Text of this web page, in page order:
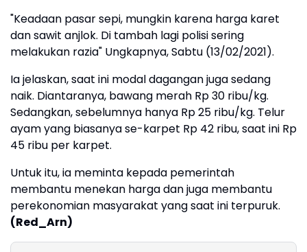
"Keadaan pasar sepi, mungkin karena harga karet
dan sawit anjlok. Di tambah lagi polisi sering
melakukan razia" Ungkapnya, Sabtu (13/02/2021).
Ia jelaskan, saat ini modal dagangan juga sedang
naik. Diantaranya, bawang merah Rp 30 ribu/kg.
Sedangkan, sebelumnya hanya Rp 25 ribu/kg. Telur
ayam yang biasanya se-karpet Rp 42 ribu, saat ini Rp
45 ribu per karpet.
Untuk itu, ia meminta kepada pemerintah
membantu menekan harga dan juga membantu
perekonomian masyarakat yang saat ini terpuruk.
(Red_Arn)